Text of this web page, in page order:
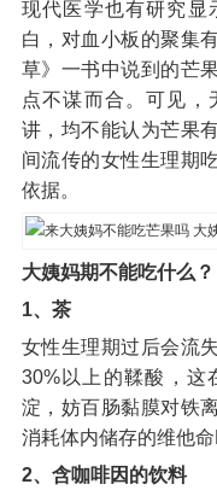
现代医学也有研究显
白，对血小板的聚集
草》一书中说到的芒
点不谋而合。可见，
讲，均不能认为芒果
间流传的女性生理期
依据。
大姨妈期不能吃什么？
1、茶
女性生理期过后会流
30%以上的鞣酸，这
淀，妨百肠黏膜对铁
消耗体内储存的维他
2、含咖啡因的饮料